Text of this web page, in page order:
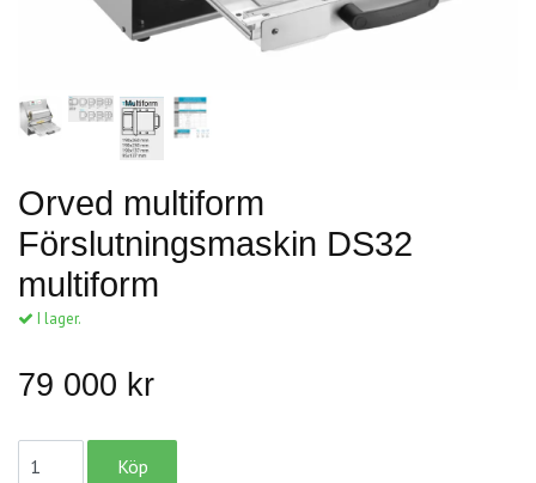
Orved multiform
Förslutningsmaskin DS32
multiform
I lager.
79 000 kr